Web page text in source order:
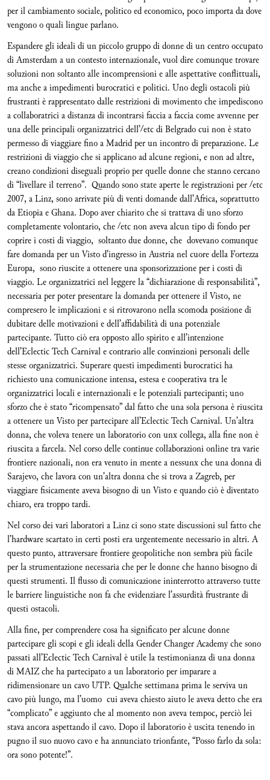
per il cambiamento sociale, politico ed economico, poco importa da dove
vengono o quali lingue parlano.
Espandere gli ideali di un piccolo gruppo di donne di un centro occupato
di Amsterdam a un contesto internazionale, vuol dire comunque trovare
soluzioni non soltanto alle incomprensioni e alle aspettative conflittuali,
ma anche a impedimenti burocratici e politici. Uno degli ostacoli più
frustranti è rappresentato dalle restrizioni di movimento che impediscono
a collaboratrici a distanza di incontrarsi faccia a faccia come avvenne per
una delle principali organizzatrici dell’/etc di Belgrado cui non è stato
permesso di viaggiare fino a Madrid per un incontro di preparazione. Le
restrizioni di viaggio che si applicano ad alcune regioni, e non ad altre,
creano condizioni diseguali proprio per quelle donne che stanno cercano
di “livellare il terreno”. Quando sono state aperte le registrazioni per /etc
2007, a Linz, sono arrivate più di venti domande dall’Africa, soprattutto
da Etiopia e Ghana. Dopo aver chiarito che si trattava di uno sforzo
completamente volontario, che /etc non aveva alcun tipo di fondo per
coprire i costi di viaggio, soltanto due donne, che dovevano comunque
fare domanda per un Visto d’ingresso in Austria nel cuore della Fortezza
Europa, sono riuscite a ottenere una sponsorizzazione per i costi di
viaggio. Le organizzatrici nel leggere la “dichiarazione di responsabilità”,
necessaria per poter presentare la domanda per ottenere il Visto, ne
compresero le implicazioni e si ritrovarono nella scomoda posizione di
dubitare delle motivazioni e dell’affidabilità di una potenziale
partecipante. Tutto ciò era opposto allo spirito e all’intenzione
dell’Eclectic Tech Carnival e contrario alle convinzioni personali delle
stesse organizzatrici. Superare questi impedimenti burocratici ha
richiesto una comunicazione intensa, estesa e cooperativa tra le
organizzatrici locali e internazionali e le potenziali partecipanti; uno
sforzo che è stato “ricompensato” dal fatto che una sola persona è riuscita
a ottenere un Visto per partecipare all’Eclectic Tech Carnival. Un’altra
donna, che voleva tenere un laboratorio con unx collega, alla fine non è
riuscita a farcela. Nel corso delle continue collaborazioni online tra varie
frontiere nazionali, non era venuto in mente a nessunx che una donna di
Sarajevo, che lavora con un’altra donna che si trova a Zagreb, per
viaggiare fisicamente aveva bisogno di un Visto e quando ciò è diventato
chiaro, era troppo tardi.
Nel corso dei vari laboratori a Linz ci sono state discussioni sul fatto che
l’hardware scartato in certi posti era urgentemente necessario in altri. A
questo punto, attraversare frontiere geopolitiche non sembra più facile
per la strumentazione necessaria che per le donne che hanno bisogno di
questi strumenti. Il flusso di comunicazione ininterrotto attraverso tutte
le barriere linguistiche non fa che evidenziare l’assurdità frustrante di
questi ostacoli.
Alla fine, per comprendere cosa ha significato per alcune donne
partecipare gli scopi e gli ideali della Gender Changer Academy che sono
passati all’Eclectic Tech Carnival è utile la testimonianza di una donna
di MAIZ che ha partecipato a un laboratorio per imparare a
ridimensionare un cavo UTP. Qualche settimana prima le serviva un
cavo più lungo, ma l’uomo cui aveva chiesto aiuto le aveva detto che era
“complicato” e aggiunto che al momento non aveva tempoc, perciò lei
stava ancora aspettando il cavo. Dopo il laboratorio è uscita tenendo in
pugno il suo nuovo cavo e ha annunciato trionfante, “Posso farlo da sola:
ora sono potente!”.